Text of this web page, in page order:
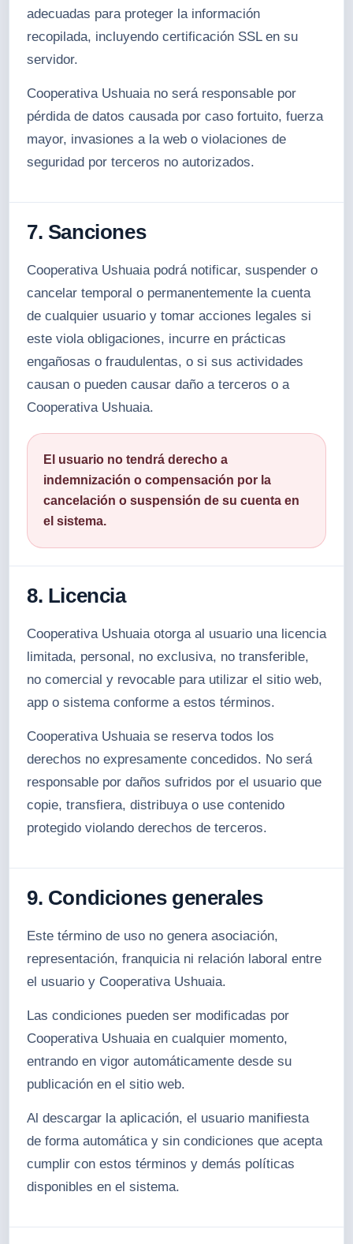
adecuadas para proteger la información
recopilada, incluyendo certificación SSL en su
servidor.
Cooperativa Ushuaia no será responsable por
pérdida de datos causada por caso fortuito, fuerza
mayor, invasiones a la web o violaciones de
seguridad por terceros no autorizados.
7. Sanciones
Cooperativa Ushuaia podrá notificar, suspender o
cancelar temporal o permanentemente la cuenta
de cualquier usuario y tomar acciones legales si
este viola obligaciones, incurre en prácticas
engañosas o fraudulentas, o si sus actividades
causan o pueden causar daño a terceros o a
Cooperativa Ushuaia.
El usuario no tendrá derecho a
indemnización o compensación por la
cancelación o suspensión de su cuenta en
el sistema.
8. Licencia
Cooperativa Ushuaia otorga al usuario una licencia
limitada, personal, no exclusiva, no transferible,
no comercial y revocable para utilizar el sitio web,
app o sistema conforme a estos términos.
Cooperativa Ushuaia se reserva todos los
derechos no expresamente concedidos. No será
responsable por daños sufridos por el usuario que
copie, transfiera, distribuya o use contenido
protegido violando derechos de terceros.
9. Condiciones generales
Este término de uso no genera asociación,
representación, franquicia ni relación laboral entre
el usuario y Cooperativa Ushuaia.
Las condiciones pueden ser modificadas por
Cooperativa Ushuaia en cualquier momento,
entrando en vigor automáticamente desde su
publicación en el sitio web.
Al descargar la aplicación, el usuario manifiesta
de forma automática y sin condiciones que acepta
cumplir con estos términos y demás políticas
disponibles en el sistema.